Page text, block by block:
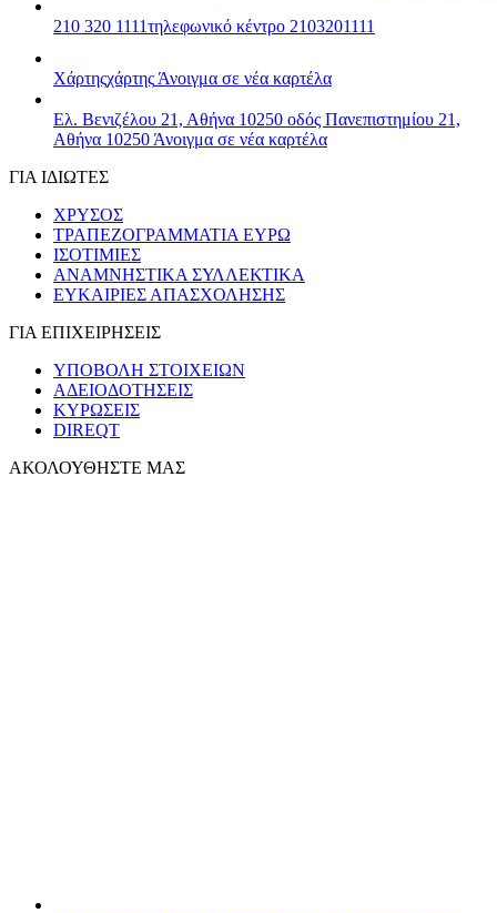
210 320 1111τηλεφωνικό κέντρο 2103201111
ΧάρτηςχάρτηςΆνοιγμα σε νέα καρτέλα
Ελ. Βενιζέλου 21, Αθήνα 10250 οδός Πανεπιστημίου 21,
Αθήνα 10250Άνοιγμα σε νέα καρτέλα
ΓΙΑ ΙΔΙΩΤΕΣ
ΧΡΥΣΟΣ
ΤΡΑΠΕΖΟΓΡΑΜΜΑΤΙΑ ΕΥΡΩ
ΙΣΟΤΙΜΙΕΣ
ΑΝΑΜΝΗΣΤΙΚΑ ΣΥΛΛΕΚΤΙΚΑ
ΕΥΚΑΙΡΙΕΣ ΑΠΑΣΧΟΛΗΣΗΣ
ΓΙΑ ΕΠΙΧΕΙΡΗΣΕΙΣ
ΥΠΟΒΟΛΗ ΣΤΟΙΧΕΙΩΝ
ΑΔΕΙΟΔΟΤΗΣΕΙΣ
ΚΥΡΩΣΕΙΣ
DIREQT
ΑΚΟΛΟΥΘΗΣΤΕ ΜΑΣ